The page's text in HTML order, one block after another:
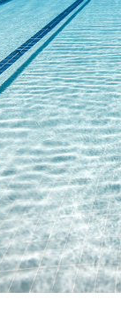
i
R
e
k
r
e
a
c
j
i